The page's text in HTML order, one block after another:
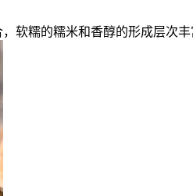
软糯的糯米和香醇的形成层次